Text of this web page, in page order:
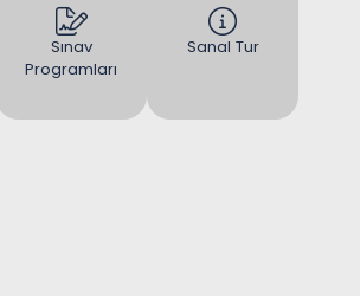
Sınav
Programları
Sanal Tur